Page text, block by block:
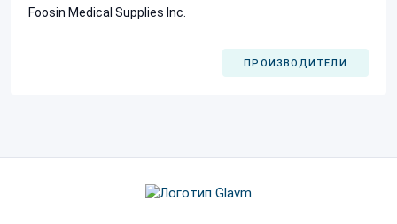
Foosin Medical Supplies Inc.
ПРОИЗВОДИТЕЛИ